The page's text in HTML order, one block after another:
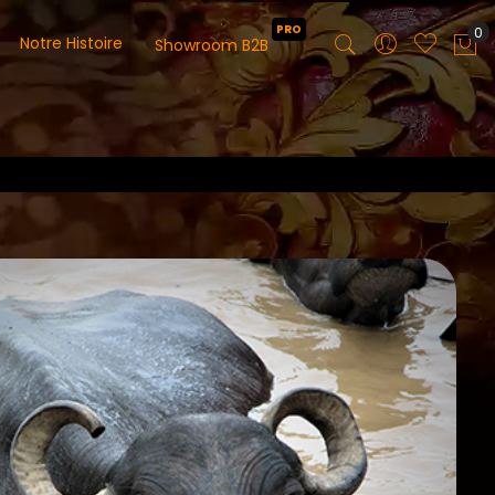
Notre Histoire Showroom B2B
PRO 0